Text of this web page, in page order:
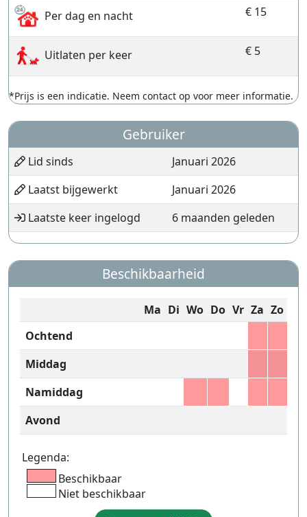
Per dag en nacht € 15
Uitlaten per keer € 5
*Prijs is een indicatie. Neem contact op voor meer informatie.
Gebruiker
Lid sinds
Januari 2026
Laatst bijgewerkt
Januari 2026
Laatste keer ingelogd
6 maanden geleden
Beschikbaarheid
Ma Di Wo Do Vr Za Zo
Ochtend
Middag
Namiddag
Avond
Legenda:
Beschikbaar
Niet beschikbaar